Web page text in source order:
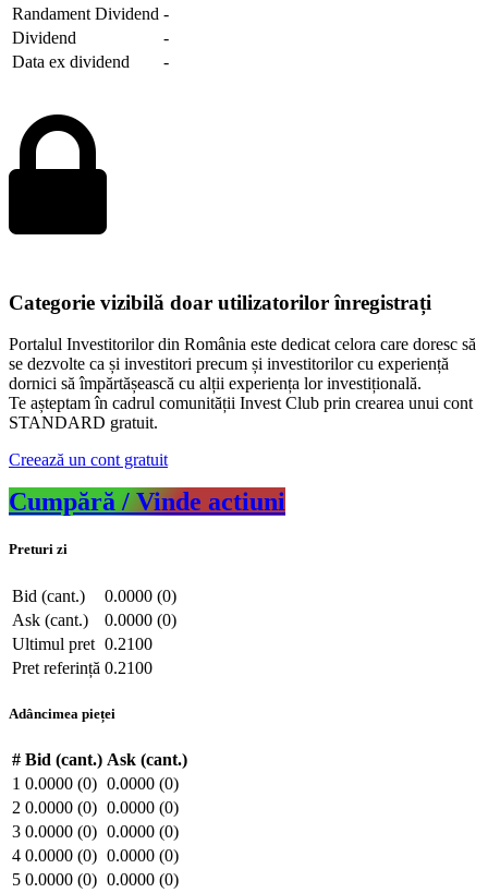
Randament Dividend -
Dividend
-
Data ex dividend
-
Categorie vizibilă doar utilizatorilor înregistrați
Portalul Investitorilor din România este dedicat celora care doresc să
se dezvolte ca și investitori precum și investitorilor cu experiență
dornici să împărtășească cu alții experiența lor investițională.
Te așteptam în cadrul comunității Invest Club prin crearea unui cont
STANDARD gratuit.
Creează un cont gratuit
Cumpără / Vinde actiuni
Preturi zi
Bid (cant.)
0.0000 (0)
Ask (cant.)
0.0000 (0)
Ultimul pret 0.2100
Pret referință 0.2100
Adâncimea pieței
# Bid (cant.) Ask (cant.)
1 0.0000 (0) 0.0000 (0)
2 0.0000 (0) 0.0000 (0)
3 0.0000 (0) 0.0000 (0)
4 0.0000 (0) 0.0000 (0)
5 0.0000 (0) 0.0000 (0)